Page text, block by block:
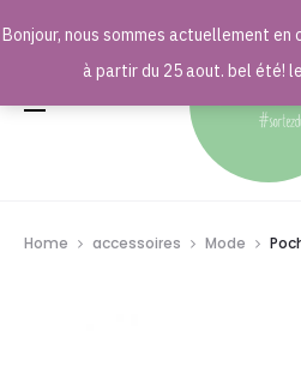
Home accessoires Mode
Bonjour, nous sommes actuellement
à partir du 25 aout. bel été!